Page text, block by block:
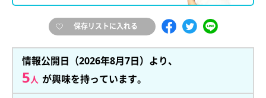
保存リストに入れる
情報公開日（2026年8月7日）より、
5人 が興味を持っています。